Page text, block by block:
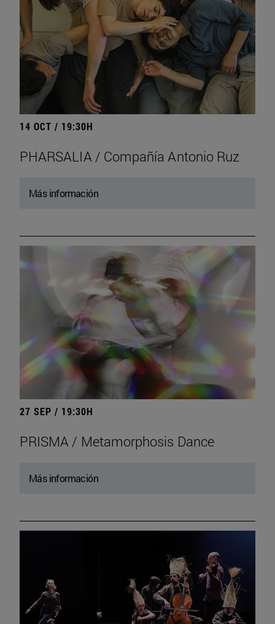
14 OCT / 19:30H
PHARSALIA / Compañía Antonio Ruz
Más información
27 SEP / 19:30H
PRISMA / Metamorphosis Dance
Más información